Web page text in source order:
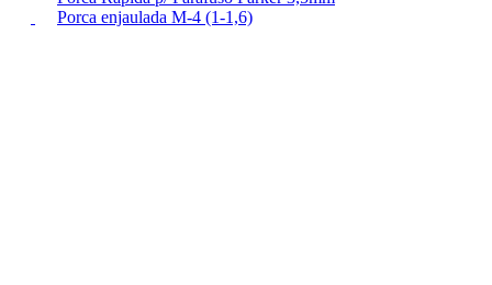
Porca enjaulada M-4 (1-1,6)